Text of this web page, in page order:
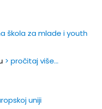
škola za mlade i youth
> pročitaj više…
uniji